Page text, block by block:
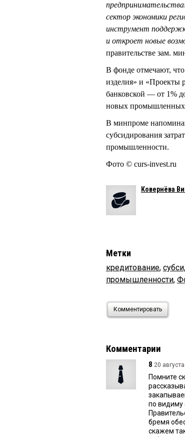
сектор экономики
инструмент
и откроет новые
правительстве зам.
В фонде отмечают,
изделия» и «Проекты
банковской — от 1%
новых промышленных
В минпроме
субсидирования
промышленности.
Фото © curs-invest.ru
Ковернёва
Метки
кредитование,
промышленности,
Комментировать
Комментарии
8 20
Помните
по видиму
бремя
скажем